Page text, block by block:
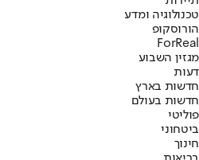
טכנולוגיה ומדע
הורוסקופ
ForReal
מגזין השבוע
דעות
חדשות בארץ
חדשות בעולם
פוליטי
ביטחוני
חינוך